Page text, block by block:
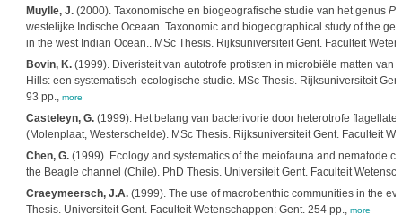
Muylle, J.(2000). Taxonomische en biogeografische studie van het genus
westelijke Indische Oceaan. Taxonomic and biogeographical study of the
in the west Indian Ocean.. MSc Thesis. Rijksuniversiteit Gent. Faculteit
Bovin, K.(1999). Diveristeit van autotrofe protisten in microbiële matten van
Hills: een systematisch-ecologische studie. MSc Thesis. Rijksuniversiteit
93 pp., more
Casteleyn, G.(1999). Het belang van bacterivorie door heterotrofe
(Molenplaat, Westerschelde). MSc Thesis. Rijksuniversiteit Gent. Faculteit
Chen, G.(1999). Ecology and systematics of the meiofauna and nematode
the Beagle channel (Chile). PhD Thesis. Universiteit Gent. Faculteit
Craeymeersch, J.A.(1999). The use of macrobenthic communities in the
Thesis. Universiteit Gent. Faculteit Wetenschappen: Gent. 254 pp., more